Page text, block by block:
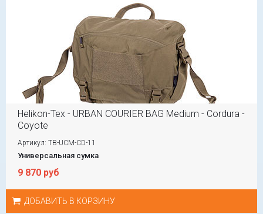
Helikon-Tex - URBAN COURIER BAG Medium - Cordura -
Coyote
Артикул: TB-UCM-CD-11
Универсальная сумка
9 870 руб
ДОБАВИТЬ В КОРЗИНУ